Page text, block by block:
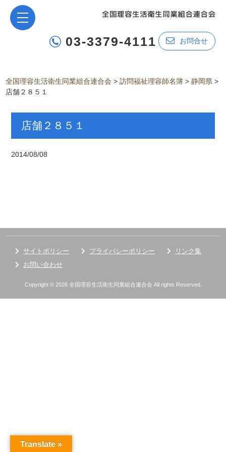
03-3379-4111 お問合せ
全国理容生活衛生同業組合連合会 >訪問福祉理容師名簿 >静岡県 >
店舗２８５１
店舗２８５１
2014/08/08
サイトポリシー プライバシーポリシー
リンク集
お問い合わせ
Copyright © 2026 全国理容生活衛生同業組合連合会 All rights Reserved.
Translate »